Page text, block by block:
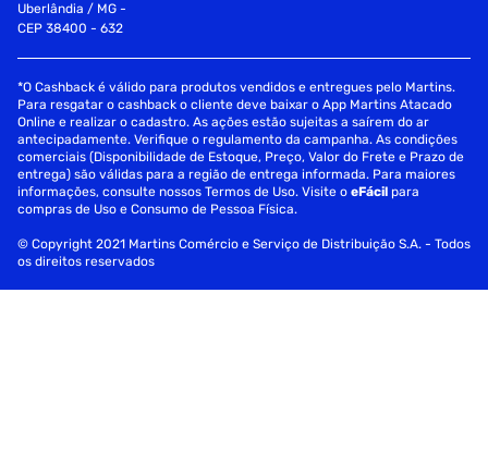
Uberlândia / MG -
CEP 38400 - 632
*O Cashback é válido para produtos vendidos e entregues pelo Martins.
Para resgatar o cashback o cliente deve baixar o App Martins Atacado
Online e realizar o cadastro. As ações estão sujeitas a saírem do ar
antecipadamente. Verifique o regulamento da campanha. As condições
comerciais (Disponibilidade de Estoque, Preço, Valor do Frete e Prazo de
entrega) são válidas para a região de entrega informada. Para maiores
informações, consulte nossos Termos de Uso. Visite oeFácil para
compras de Uso e Consumo de Pessoa Física.
© Copyright 2021 Martins Comércio e Serviço de Distribuição S.A. - Todos
os direitos reservados